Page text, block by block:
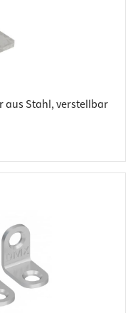
aus Stahl, verstellbar